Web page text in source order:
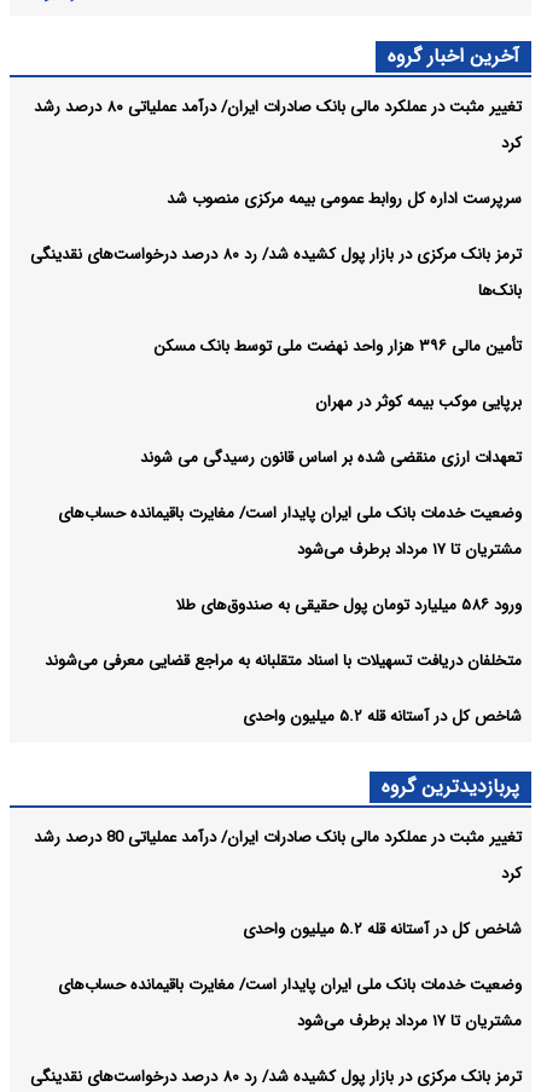
آخرین اخبار گروه
تغییر مثبت در عملکرد مالی بانک صادرات ایران/ درآمد عملیاتی ۸۰ درصد رشد
کرد
سرپرست اداره کل روابط عمومی بیمه مرکزی منصوب شد
ترمز بانک مرکزی در بازار پول کشیده شد/ رد ۸۰ درصد درخواست‌های نقدینگی
بانک‌ها
تأمین مالی ۳۹۶ هزار واحد نهضت ملی توسط بانک مسکن
برپایی موکب بیمه کوثر در مهران
تعهدات ارزی منقضی شده بر اساس قانون رسیدگی می شوند
وضعیت خدمات بانک ملی ایران پایدار است/ مغایرت‌ باقیمانده حساب‌های
مشتریان تا ۱۷ مرداد برطرف می‌شود
ورود ۵۸۶ میلیارد تومان پول حقیقی به صندوق‌های طلا
متخلفان دریافت تسهیلات با اسناد متقلبانه به مراجع قضایی معرفی می‌شوند
شاخص کل در آستانه قله ۵.۲ میلیون واحدی
پربازدیدترین گروه
تغییر مثبت در عملکرد مالی بانک صادرات ایران/ درآمد عملیاتی 80 درصد رشد
کرد
شاخص کل در آستانه قله ۵.۲ میلیون واحدی
وضعیت خدمات بانک ملی ایران پایدار است/ مغایرت‌ باقیمانده حساب‌های
مشتریان تا ۱۷ مرداد برطرف می‌شود
ترمز بانک مرکزی در بازار پول کشیده شد/ رد ۸۰ درصد درخواست‌های نقدینگی